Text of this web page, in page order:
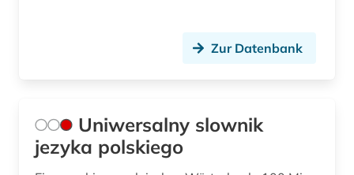
Zur Datenbank
Uniwersalny slownik
jezyka polskiego